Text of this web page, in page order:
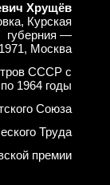
Хрущёв
Курская
губерния —
Москва
СССР с
1964 годы
Союза
Труда
премии